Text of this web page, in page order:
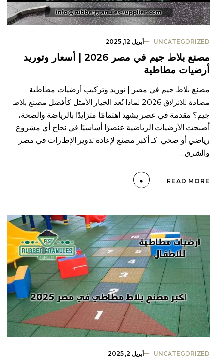
UNCATEGORIZED أبريل 12, 2025
مصنع بلاط جيم في مصر 2026 | أسعار وتوريد
أرضيات مطاطية
مصنع بلاط جيم في مصر | توريد وتركيب أرضيات مطاطية
مضادة للانزلاق 2026 لماذا نُعد الخيار الأمثل كأفضل مصنع بلاط
جيم؟ مقدمة في عصر يشهد اهتمامًا متزايدًا بالرياضة والصحة،
أصبحت الأرضيات الرياضية عنصرًا أساسيًا في نجاح أي مشروع
رياضي أو صحي. كـ أكبر مصنع لإعادة تدوير الإطارات في مصر
والشرق…
READ MORE
UNCATEGORIZED أبريل 2, 2025